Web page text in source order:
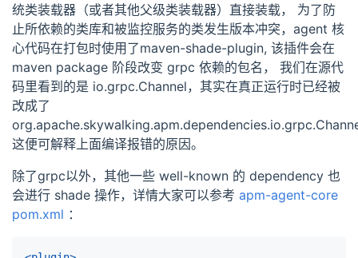
统类装载器（或者其他父级类装载器）直接装载， 为了防
止所依赖的类库和被监控服务的类发生版本冲突，agent 核
心代码在打包时使用了maven-shade-plugin, 该插件会在
maven package 阶段改变 grpc 依赖的包名， 我们在源代
码里看到的是 io.grpc.Channel，其实在真正运行时已经被
改成了
这便可解释上面编译报错的原因。
除了grpc以外，其他一些 well-known 的 dependency 也
会进行 shade 操作，详情大家可以参考 apm-agent-core
pom.xml ：